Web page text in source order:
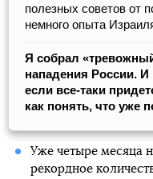
полезных советов от
немного опыта
Я собрал
нападения России. И
если все-таки
как понять, что уже
Уже четыре месяца
рекордное